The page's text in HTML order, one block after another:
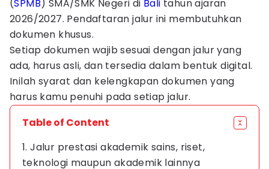
(SPMB) SMA/SMK Negeri di Bali tahun ajaran
2026/2027. Pendaftaran jalur ini membutuhkan
dokumen khusus.
Setiap dokumen wajib sesuai dengan jalur yang
ada, harus asli, dan tersedia dalam bentuk digital.
Inilah syarat dan kelengkapan dokumen yang
harus kamu penuhi pada setiap jalur.
Table of Content
1. Jalur prestasi akademik sains, riset,
teknologi maupun akademik lainnya